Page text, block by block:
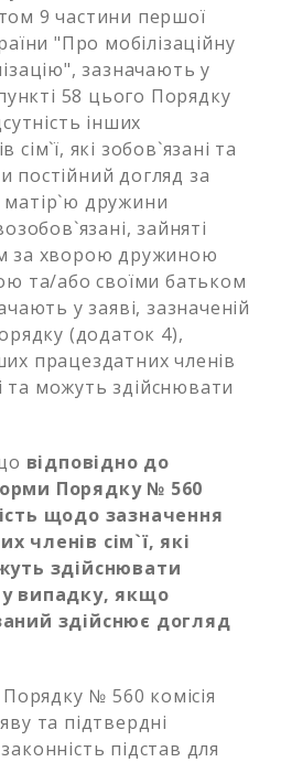
9 частини першої
"Про мобілізаційну
зазначають у
58 цього Порядку
інших
які зобов`язані та
постійний догляд за
дружини
зайняті
за хворою дружиною
та/або своїми батьком
у заяві, зазначеній
(додаток 4),
працездатних членів
та можуть здійснювати
відповідно до
Порядку № 560
щодо зазначення
членів сім`ї, які
здійснювати
випадку, якщо
здійснює догляд
№ 560 комісія
та підтвердні
підстав для